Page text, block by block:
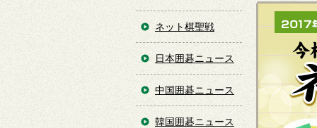
ネット棋聖戦
日本囲碁ニュース
中国囲碁ニュース
韓国囲碁ニュース